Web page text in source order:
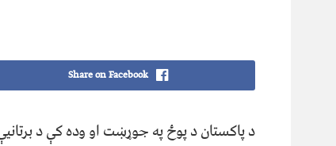
Share on Facebook
د پاکستان د پوځ په جوړښت او وده کې د